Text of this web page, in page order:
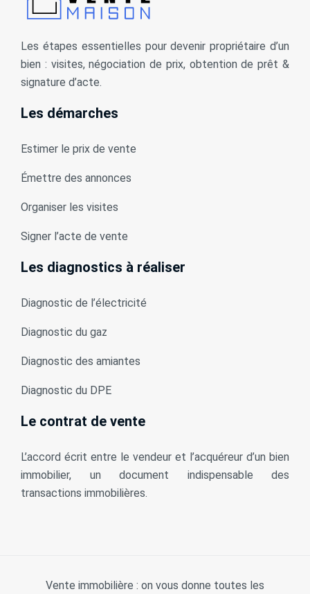
Les étapes essentielles pour devenir propriétaire d’un
bien : visites, négociation de prix, obtention de prêt &
signature d’acte.
Les démarches
Estimer le prix de vente
Émettre des annonces
Organiser les visites
Signer l’acte de vente
Les diagnostics à réaliser
Diagnostic de l’électricité
Diagnostic du gaz
Diagnostic des amiantes
Diagnostic du DPE
Le contrat de vente
L’accord écrit entre le vendeur et l’acquéreur d’un bien
immobilier, un document indispensable des
transactions immobilières.
Vente immobilière : on vous donne toutes les